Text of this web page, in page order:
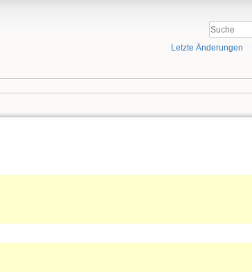
Letzte Änderungen